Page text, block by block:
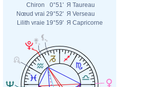
Chiron
0°51' Я Taureau
Nœud vrai 29°52' Я Verseau
Lilith vraie 19°59' Я Capricorne